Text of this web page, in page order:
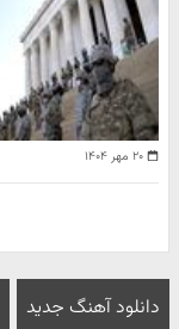
۲۰ مهر ۱۴۰۴
دانلود آهنگ جدید